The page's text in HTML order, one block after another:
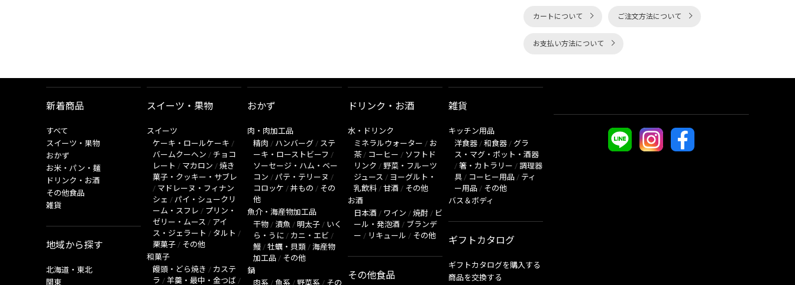
カートについて ご注文方法について
お支払い方法について
新着商品
すべて
スイーツ・果物
おかず
お米・パン・麺
ドリンク・お酒
その他食品
雑貨
地域から探す
北海道・東北
関東
スイーツ・果物
スイーツ
ケーキ・ロールケーキ /
バームクーヘン / チョコ
レート / マカロン / 焼き
菓子・クッキー・サブレ
/ マドレーヌ・フィナン
シェ / パイ・シュークリ
ーム・スフレ / プリン・
ゼリー・ムース / アイ
ス・ジェラート / タルト /
栗菓子 / その他
和菓子
饅頭・どら焼き / カステ
ラ / 羊羹・最中・金つば /
おかず
肉・肉加工品
精肉 / ハンバーグ / ステ
ーキ・ローストビーフ /
ソーセージ・ハム・ベー
コン / パテ・テリーヌ /
コロッケ / 丼もの / その
他
魚介・海産物加工品
干物 / 漬魚 / 明太子 / いく
ら・うに / カニ・エビ /
鰻 / 牡蠣・貝類 / 海産物
加工品 / その他
鍋
肉系 / 魚系 / 野菜系 / その
ドリンク・お酒
水・ドリンク
ミネラルウォーター / お
茶 / コーヒー / ソフトド
リンク / 野菜・フルーツ
ジュース / ヨーグルト・
乳飲料 / 甘酒 / その他
お酒
日本酒 / ワイン / 焼酎 / ビ
ール・発泡酒 / ブランデ
ー / リキュール / その他
その他食品
雑貨
キッチン用品
洋食器 / 和食器 / グラ
ス・マグ・ポット・酒器
/ 箸・カトラリー / 調理器
具 / コーヒー用品 / ティ
ー用品 / その他
バス＆ボディ
ギフトカタログ
ギフトカタログを購入する
商品を交換する